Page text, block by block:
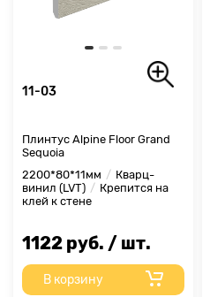
11-03
Плинтус Alpine Floor Grand
Sequoia
2200*80*11мм
Кварц-
винил (LVT)
Крепится на
клей к стене
1122 руб. / шт.
В корзину